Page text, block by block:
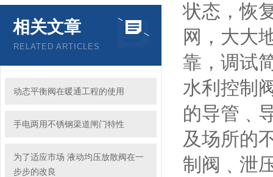
相关文章
RELATED ARTICLES
动态平衡阀在暖通工程的使用
手电两用不锈钢渠道闸门特性
为了适应市场 液动均压放散阀在一
步步的改良
状态，恢
网，大大
靠，调试
水利控制
的导管﹑
及场所的
制阀﹑泄